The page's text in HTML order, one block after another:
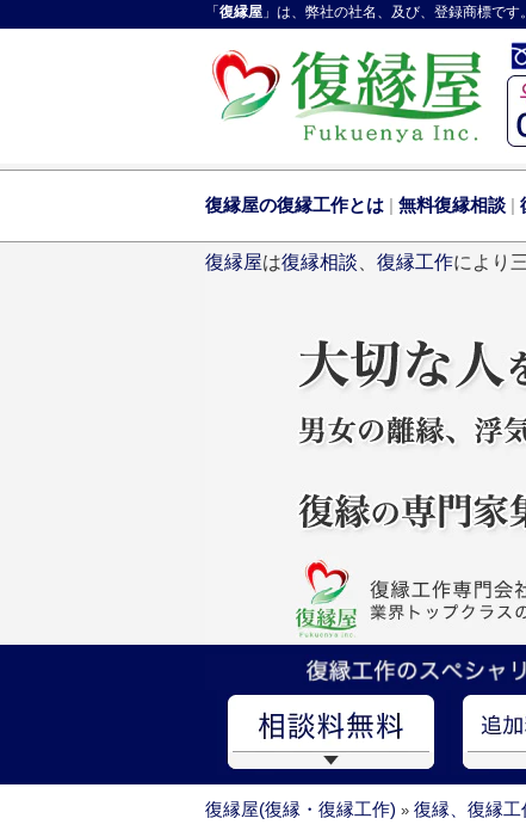
「 復縁屋 」は、弊社の社名、及び、登録商標で
復縁屋の復縁工作とは | 無料復縁相談 |
復縁屋は復縁相談 復縁工作により
復縁屋(復縁・復縁工作) » 復縁、復縁工